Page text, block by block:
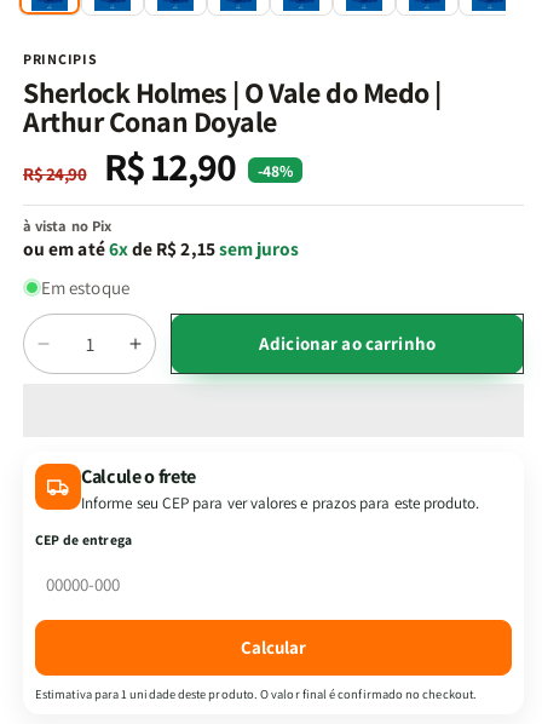
janela
PRINCIPIS
Sherlock Holmes | O Vale do Medo |
Arthur Conan Doyale
Preço
normal
R$ 24,90
Preço
promocional
R$ 12,90 -48%
à vista no Pix
ou em até6xde R$ 2,15sem juros
Em estoque
Quantidade
Diminuir
a
Holmes
|
O
do
Conan
Doyale
Aumentar
a
Holmes
|
Conan
Adicionar ao carrinho
Calcule o frete
Informe seu CEP para ver valores e prazos para este produto.
CEP de entrega
Calcular
Estimativa para 1 unidade deste produto. O valor final é confirmado no checkout.